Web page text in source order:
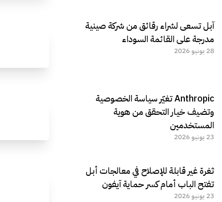
آبل تسعى لشراء رقائق من شركة صينية
مدرجة على القائمة السوداء
28 يونيو 2026
Anthropic تغيّر سياسة الخصوصية
وتضيف خيار التحقق من هوية
المستخدمين
23 يونيو 2026
ثغرة غير قابلة للإصلاح في معالجات أبل
تفتح الباب أمام كسر حماية آيفون
23 يونيو 2026